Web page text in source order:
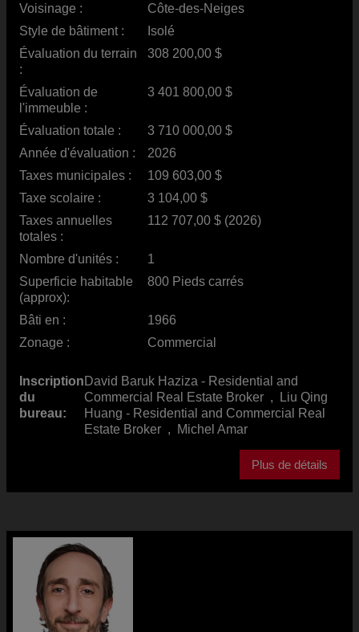
Voisinage :
Côte-des-Neiges
Style de bâtiment :
Isolé
Évaluation du terrain
:
308 200,00 $
Évaluation de
l'immeuble :
3 401 800,00 $
Évaluation totale :
3 710 000,00 $
Année d'évaluation :
2026
Taxes municipales :
109 603,00 $
Taxe scolaire :
3 104,00 $
Taxes annuelles
totales :
112 707,00 $ (2026)
Nombre d'unités :
1
Superficie habitable
(approx):
800 Pieds carrés
Bâti en :
1966
Zonage :
Commercial
Inscription
du
bureau:
David Baruk Haziza - Residential and
Commercial Real Estate Broker ,
Liu Qing
Huang - Residential and Commercial Real
Estate Broker , Michel Amar
Plus de détails